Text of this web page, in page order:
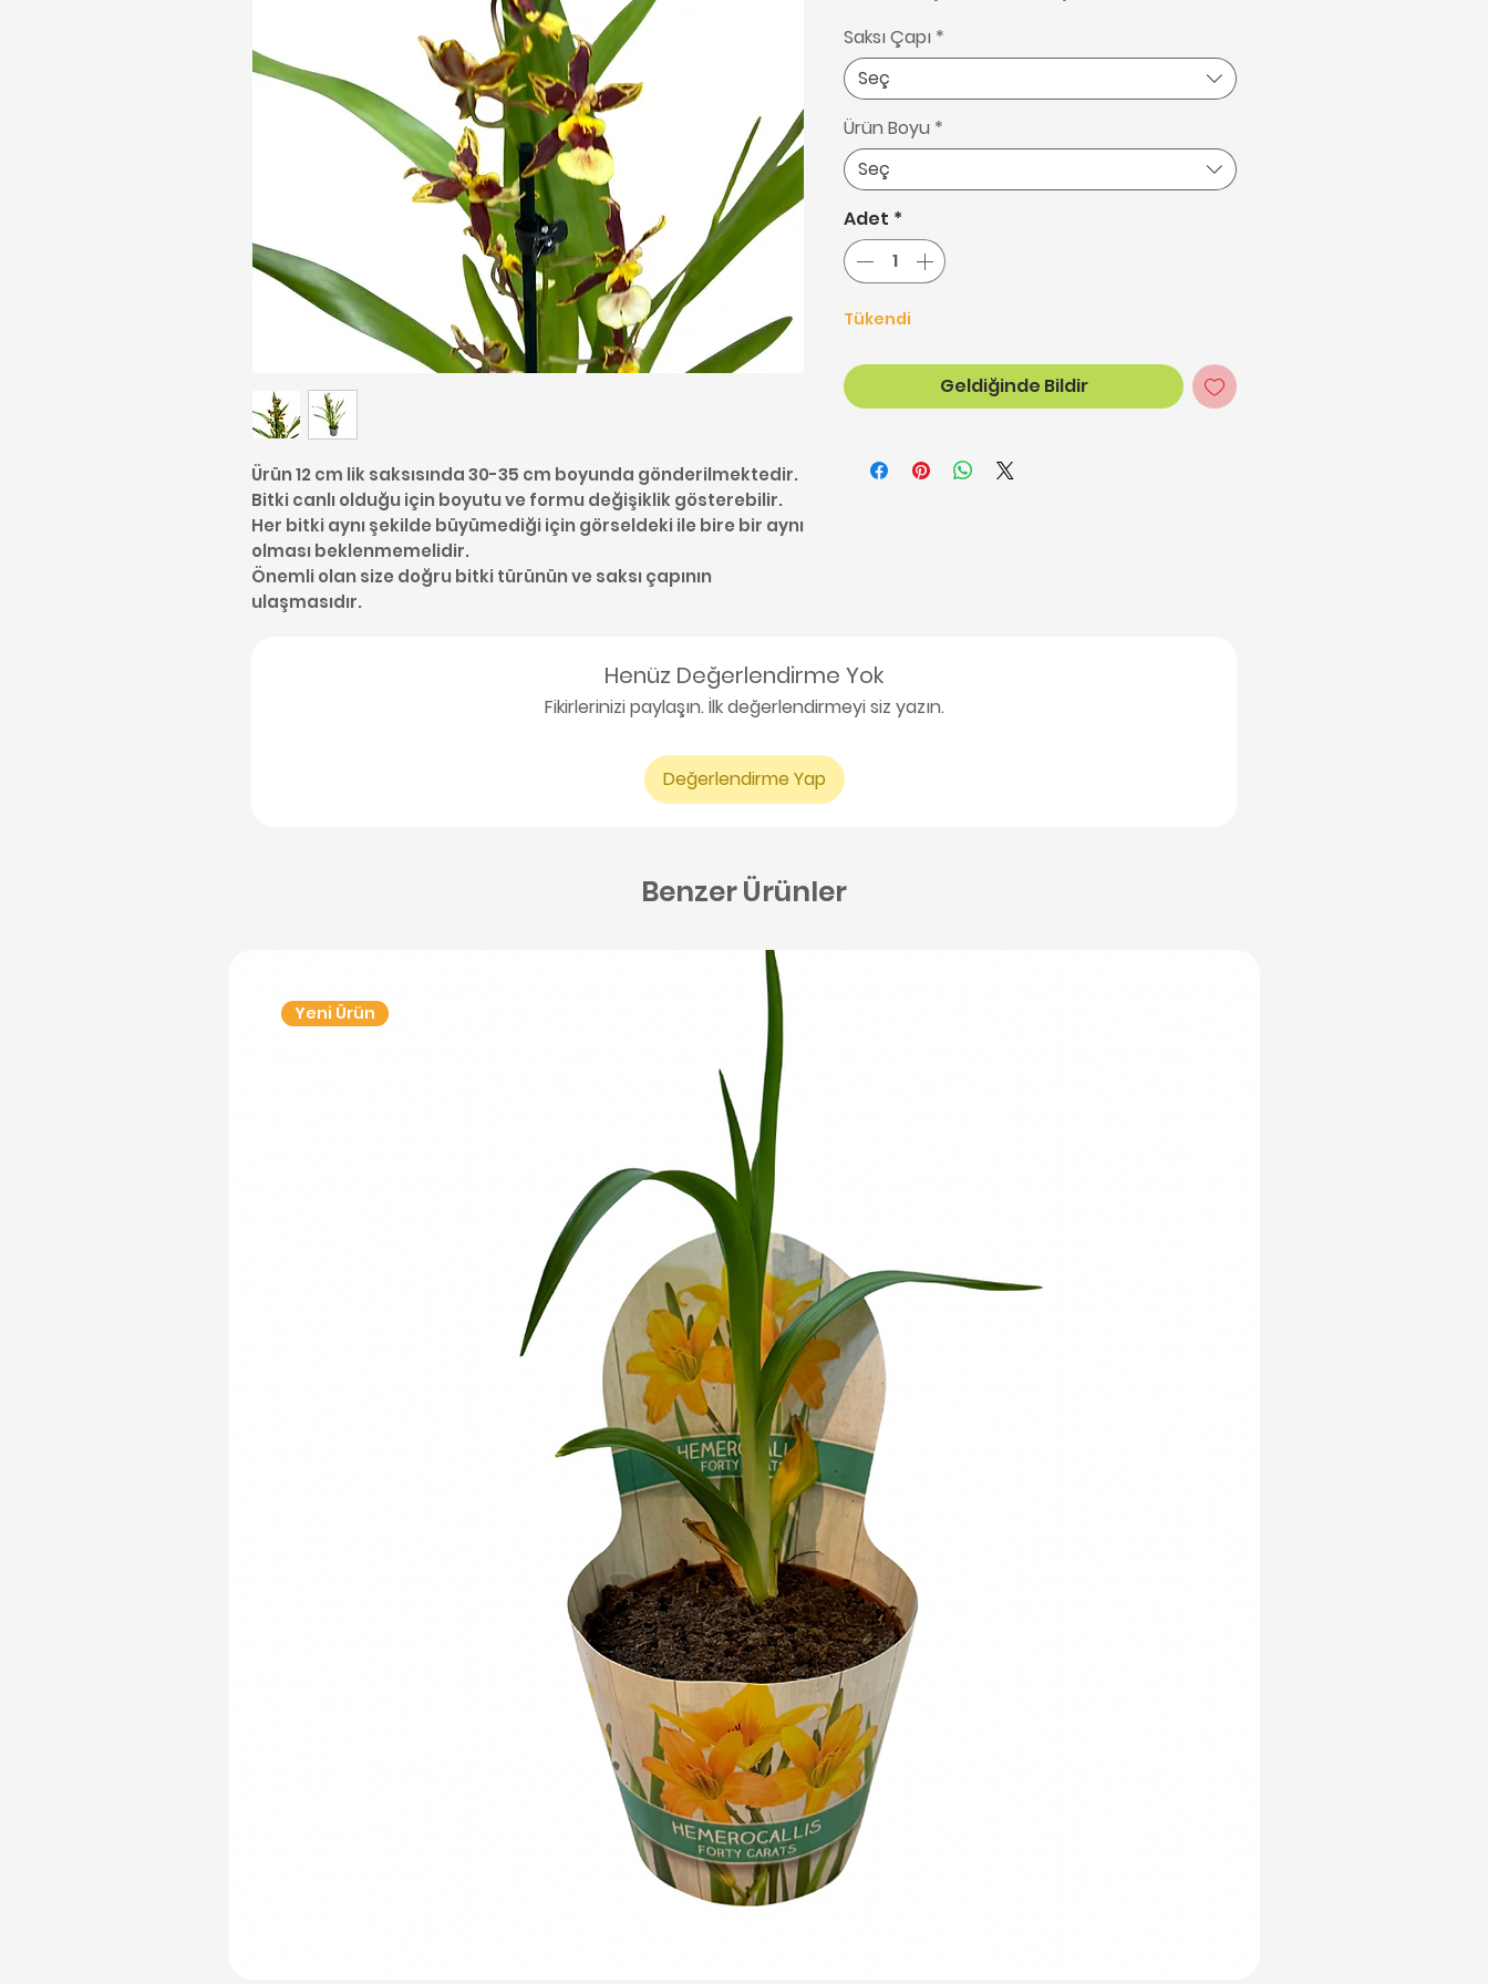
Ürün 12 cm lik saksısında 30-35 cm boyunda gönderilmektedir.
Bitki canlı olduğu için boyutu ve formu değişiklik gösterebilir.
Her bitki aynı şekilde büyümediği için görseldeki ile bire bir aynı
olması beklenmemelidir.
Önemli olan size doğru bitki türünün ve saksı çapının
ulaşmasıdır.
Saksı Çapı *
Seç
Ürün Boyu *
Seç
Adet *
Tükendi
Geldiğinde Bildir
Henüz Değerlendirme Yok
Fikirlerinizi paylaşın. İlk değerlendirmeyi siz yazın.
Değerlendirme Yap
Benzer Ürünler
Yeni Ürün